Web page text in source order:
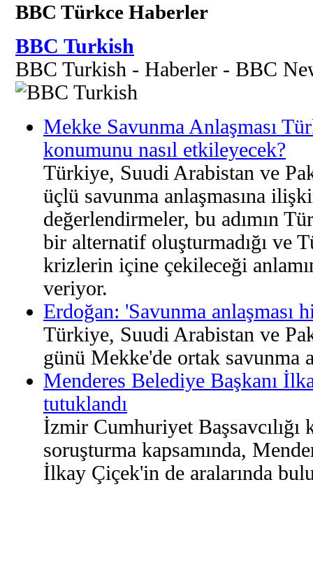
BBC Türkce Haberler
BBC Turkish
BBC Turkish - Haberler - BBC
Mekke Savunma Anlaşması
konumunu nasıl etkileyecek?
Türkiye, Suudi Arabistan ve
üçlü savunma anlaşmasına
değerlendirmeler, bu adımın
bir alternatif oluşturmadığı ve
krizlerin içine çekileceği
veriyor.
Erdoğan: 'Savunma anlaşması
Türkiye, Suudi Arabistan ve
günü Mekke'de ortak savunma
Menderes Belediye Başkanı
tutuklandı
İzmir Cumhuriyet
soruşturma kapsamında,
İlkay Çiçek'in de aralarında